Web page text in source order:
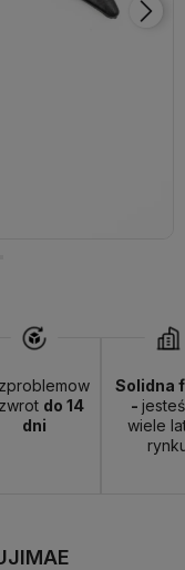
do 14
dni
Solidna
-
wiele